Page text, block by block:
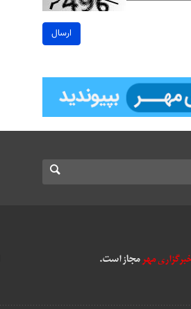
ارسال